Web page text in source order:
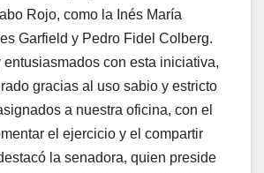
Rojo, como la Inés María
Garfield y Pedro Fidel Colberg.
entusiasmados con esta iniciativa,
gracias al uso sabio y estricto
a nuestra oficina, con el
el ejercicio y el compartir
la senadora, quien preside